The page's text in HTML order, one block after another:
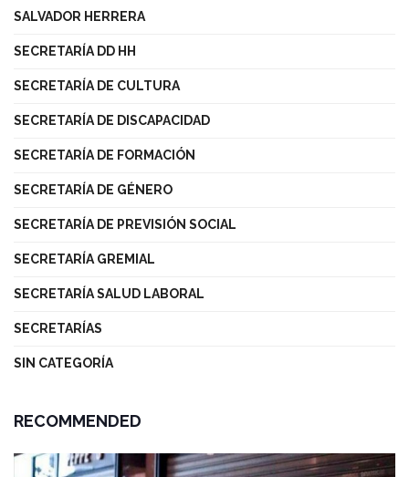
SALVADOR HERRERA
SECRETARÍA DD HH
SECRETARÍA DE CULTURA
SECRETARÍA DE DISCAPACIDAD
SECRETARÍA DE FORMACIÓN
SECRETARÍA DE GÉNERO
SECRETARÍA DE PREVISIÓN SOCIAL
SECRETARÍA GREMIAL
SECRETARÍA SALUD LABORAL
SECRETARÍAS
SIN CATEGORÍA
RECOMMENDED